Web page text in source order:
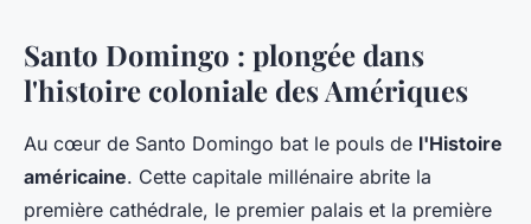
Santo Domingo : plongée dans
l'histoire coloniale des Amériques
Au cœur de Santo Domingo bat le pouls de l'Histoire
américaine. Cette capitale millénaire abrite la
première cathédrale, le premier palais et la première